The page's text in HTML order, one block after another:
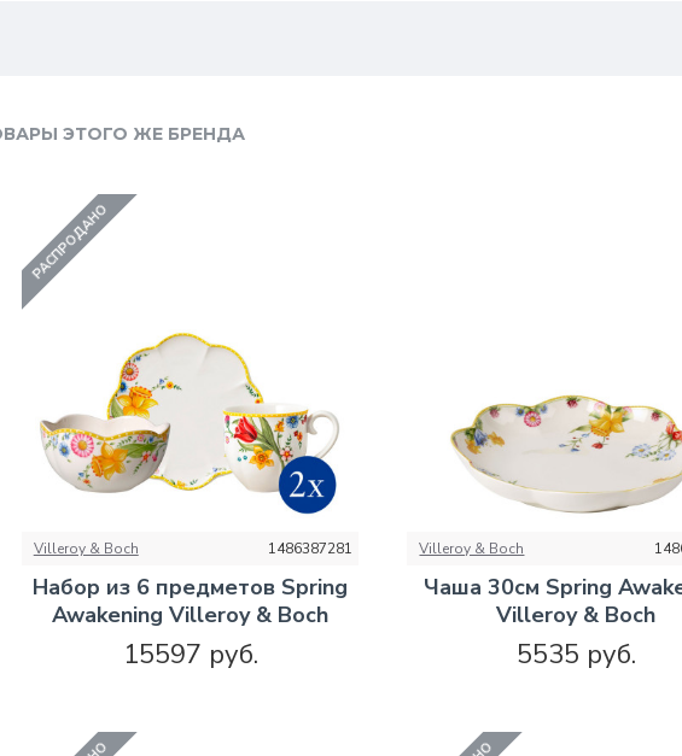
ЭТОГО ЖЕ БРЕНДА
РАСПРОДАНО
Villeroy & Boch 1486387281
Набор из 6 предметов Spring
Awakening Villeroy & Boch
15597 руб.
Villeroy & Boch
Чаша 30см Spring
Villeroy & Boch
5535 руб.